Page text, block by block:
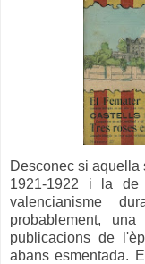
Desconec si aquella
1921-1922 i la de
valencianisme
probablement,
publicacions de
abans esmentada.